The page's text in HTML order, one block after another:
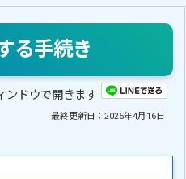
る手続き
ンドウで開きます
最終更新日：2025年4月16日